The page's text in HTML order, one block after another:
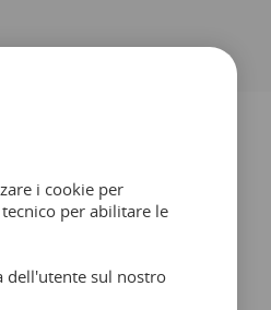
i cookie per
per abilitare le
dell'utente sul nostro